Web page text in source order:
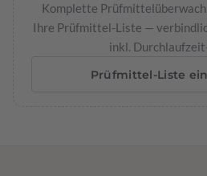
Komplette
Ihre Prüfmittel-Liste —
inkl.
Prüfmittel-Liste